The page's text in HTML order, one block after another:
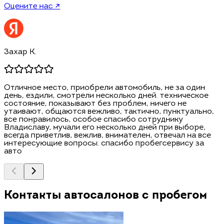
Оцените нас ↗
Захар К.
Отличное место, приобрели автомобиль, не за один
день, ездили, смотрели несколько дней. техническое
состояние, показывают без проблем, ничего не
утаивают, общаются вежливо, тактично, пунктуально,
все понравилось, особое спасибо сотруднику
Владиславу, мучали его несколько дней при выборе,
всегда приветлив, вежлив, внимателен, отвечал на все
интересующие вопросы. спасибо пробегсервису за
авто
Контакты автосалонов с пробегом